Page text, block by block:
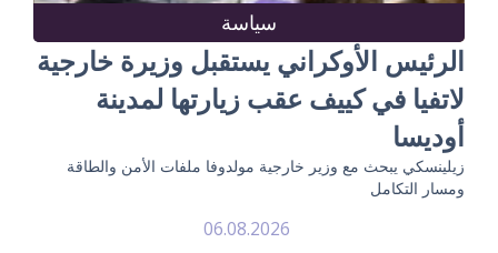
سياسة
الرئيس الأوكراني يستقبل وزيرة خارجية
لاتفيا في كييف عقب زيارتها لمدينة
أوديسا
زيلينسكي يبحث مع وزير خارجية مولدوفا ملفات الأمن والطاقة
ومسار التكامل
06.08.2026